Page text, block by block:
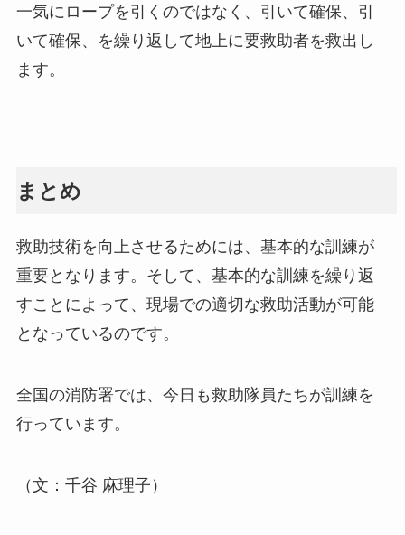
一気にロープを引くのではなく、引いて確保、引
いて確保、を繰り返して地上に要救助者を救出し
ます。
まとめ
救助技術を向上させるためには、基本的な訓練が
重要となります。そして、基本的な訓練を繰り返
すことによって、現場での適切な救助活動が可能
となっているのです。
全国の消防署では、今日も救助隊員たちが訓練を
行っています。
（文：千谷 麻理子）